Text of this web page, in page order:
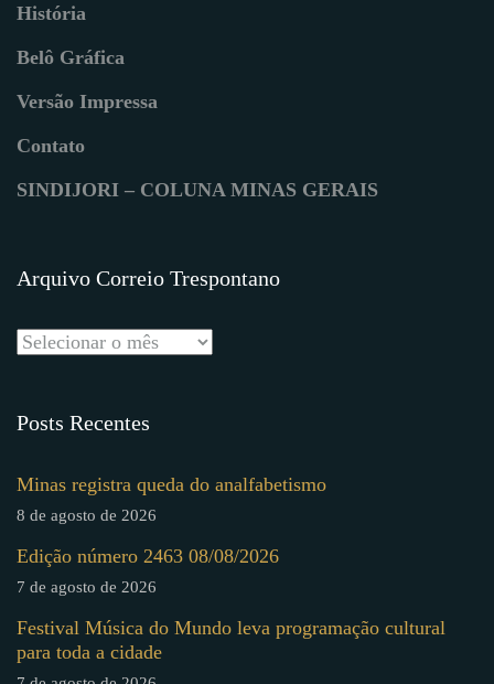
História
Belô Gráfica
Versão Impressa
Contato
SINDIJORI – COLUNA MINAS GERAIS
Arquivo Correio Trespontano
Posts Recentes
Minas registra queda do analfabetismo
8 de agosto de 2026
Edição número 2463 08/08/2026
7 de agosto de 2026
Festival Música do Mundo leva programação cultural
para toda a cidade